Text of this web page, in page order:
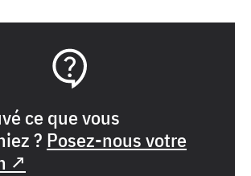
ce que vous
? Posez-nous votre
↗